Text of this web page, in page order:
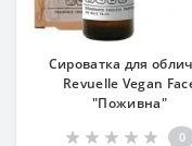
Сироватка для
Revuelle Vegan
"Поживна"
0